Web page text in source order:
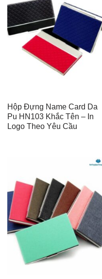
Hộp Đựng Name Card Da
Pu HN103 Khắc Tên – In
Logo Theo Yêu Cầu